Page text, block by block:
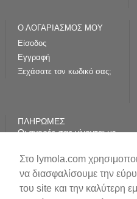
Στο lymola.com
να διασφαλίσουμε την
του site και την καλύτερη
Ο ΛΟΓΑΡΙΑΣΜΟΣ ΜΟΥ
Είσοδος
Εγγραφή
Ξεχάσατε τον κωδικό σας;
ΠΛΗΡΩΜΕΣ
Οι αγορές σας γίνονται με
paycenter της Τράπεζας
Πειραιώς